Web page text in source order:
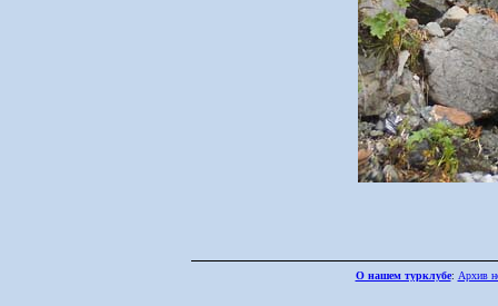
О нашем турклубе: Архив